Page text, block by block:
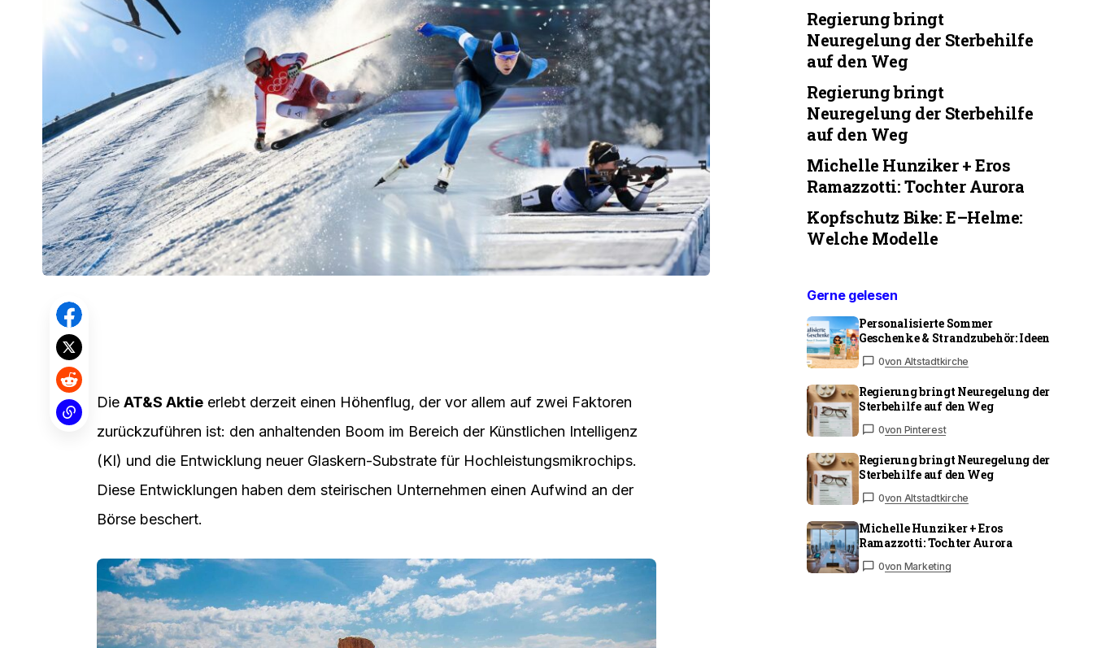
Die AT&S Aktieerlebt derzeit einen Höhenflug, der vor allem auf zwei Faktoren
zurückzuführen ist: den anhaltenden Boom im Bereich der Künstlichen Intelligenz
(KI) und die Entwicklung neuer Glaskern-Substrate für Hochleistungsmikrochips.
Diese Entwicklungen haben dem steirischen Unternehmen einen Aufwind an der
Börse beschert.
Regierung bringt
Neuregelung der Sterbehilfe
auf den Weg
Regierung bringt
Neuregelung der Sterbehilfe
auf den Weg
Michelle Hunziker + Eros
Ramazzotti: Tochter Aurora
Kopfschutz Bike: E–Helme:
Welche Modelle
Gerne gelesen
Personalisierte Sommer
Geschenke & Strandzubehör: Ideen
0von Altstadtkirche
Regierung bringt Neuregelung der
Sterbehilfe auf den Weg
0von Pinterest
Regierung bringt Neuregelung der
Sterbehilfe auf den Weg
0von Altstadtkirche
Michelle Hunziker + Eros
Ramazzotti: Tochter Aurora
0von Marketing